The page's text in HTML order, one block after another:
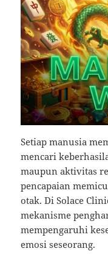
Setiap manusia
mencari
maupun aktivitas
pencapaian
otak. Di Solace
mekanisme
mempengaruhi
emosi seseorang.